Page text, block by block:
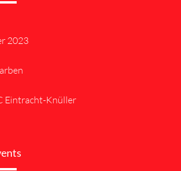
2023
Eintracht-Knüller